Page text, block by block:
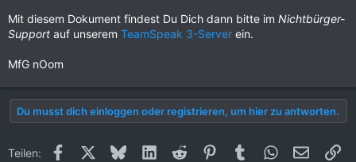
Mit diesem Dokument findest Du Dich dann bitte im Nichtbürger-
Support auf unserem TeamSpeak 3-Server ein.
MfG nOom
Du musst dich einloggen oder registrieren, um hier zu antworten.
Teilen: FacebookX (Twitter)
BlueskyLinkedInReddit PinterestTumblrWhatsApp
E-Mail